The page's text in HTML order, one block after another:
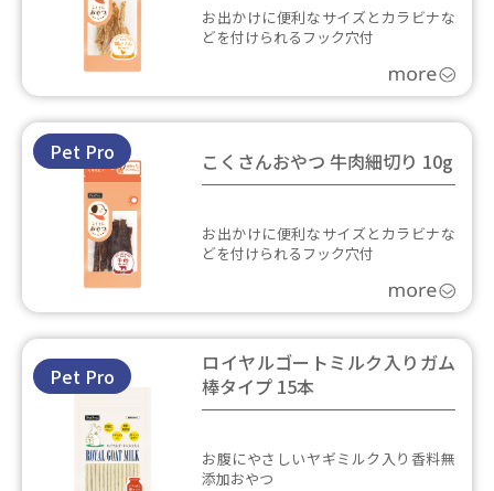
お出かけに便利なサイズとカラビナな
どを付けられるフック穴付
Pet Pro こくさんおやつ 牛肉細切り 10g
お出かけに便利なサイズとカラビナな
どを付けられるフック穴付
Pet Pro
ロイヤルゴートミルク入りガム
棒タイプ 15本
お腹にやさしいヤギミルク入り香料無
添加おやつ